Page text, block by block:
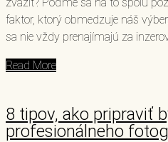
faktor, ktorý obmedzuje náš
sa nie vždy prenajímajú za
Read More
8 tipov, ako pripraviť
profesionálneho